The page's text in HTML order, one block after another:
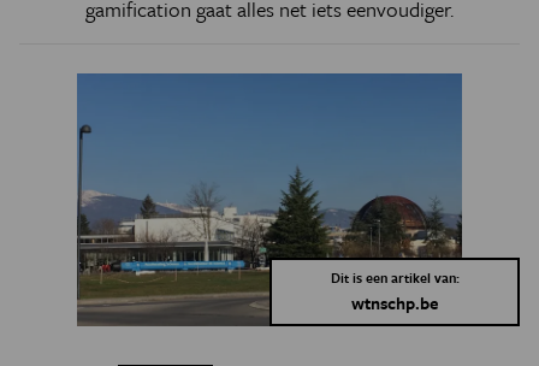
gamification gaat alles net iets eenvoudiger.
Dit is een artikel van:
wtnschp.be